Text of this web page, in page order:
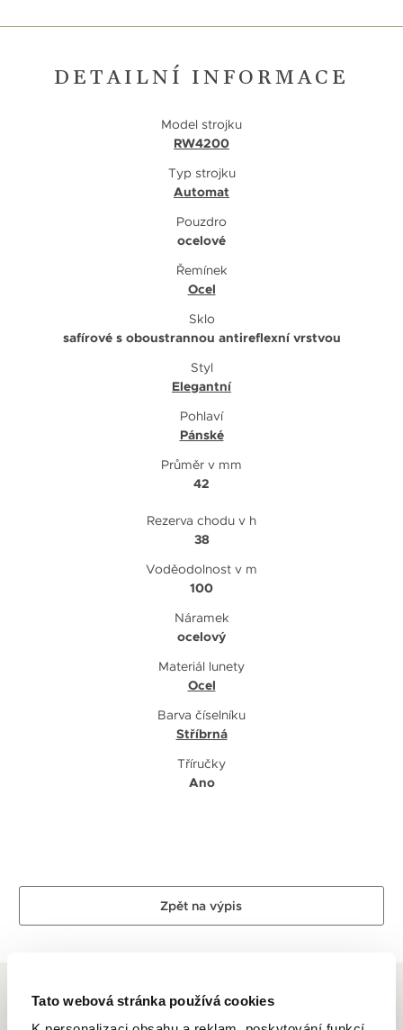
Tato webová stránka používá cookies
DETAILNÍ INFORMACE
Model strojku
RW4200
Typ strojku
Automat
Pouzdro
ocelové
Řemínek
Ocel
Sklo
safírové s oboustrannou antireflexní vrstvou
Styl
Elegantní
Pohlaví
Pánské
Průměr v mm
42
Rezerva chodu v h
38
Voděodolnost v m
100
Náramek
ocelový
Materiál lunety
Ocel
Barva číselníku
Stříbrná
Tříručky
Ano
Zpět na výpis